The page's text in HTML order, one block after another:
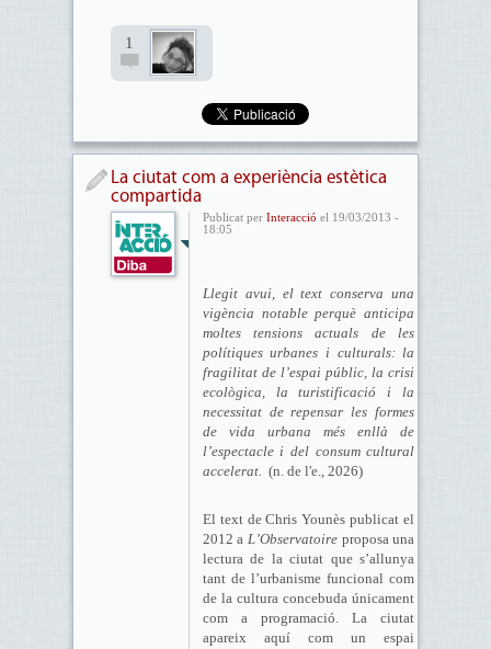
1
La ciutat com a experiència estètica
compartida
Publicat per Interacció el 19/03/2013 -
18:05
Llegit avui, el text conserva una
vigència notable perquè anticipa
moltes tensions actuals de les
polítiques urbanes i culturals: la
fragilitat de l’espai públic, la crisi
ecològica, la turistificació i la
necessitat de repensar les formes
de vida urbana més enllà de
l’espectacle i del consum cultural
accelerat. (n. de l'e., 2026)
El text de Chris Younès publicat el
2012 a L’Observatoire proposa una
lectura de la ciutat que s’allunya
tant de l’urbanisme funcional com
de la cultura concebuda únicament
com a programació. La ciutat
apareix aquí com un espai